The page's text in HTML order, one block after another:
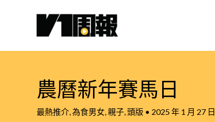
農曆新年賽馬日
最熱推介 為食男女 親子 頭版 • 2025 年 1 月 27 日